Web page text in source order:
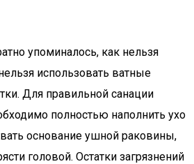
упоминалось, как нельзя
использовать ватные
Для правильной санации
полностью наполнить ухо
основание ушной раковины,
головой. Остатки загрязнений